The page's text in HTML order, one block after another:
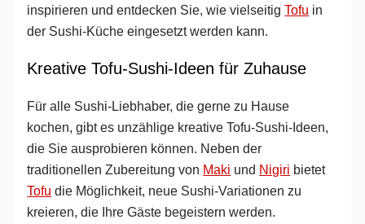
inspirieren und entdecken Sie, wie vielseitigTofu in
der Sushi-Küche eingesetzt werden kann.
Kreative Tofu-Sushi-Ideen für Zuhause
Für alle Sushi-Liebhaber, die gerne zu Hause
kochen, gibt es unzählige kreative Tofu-Sushi-Ideen,
die Sie ausprobieren können. Neben der
traditionellen Zubereitung von Maki und Nigiri bietet
Tofu die Möglichkeit, neue Sushi-Variationen zu
kreieren, die Ihre Gäste begeistern werden.